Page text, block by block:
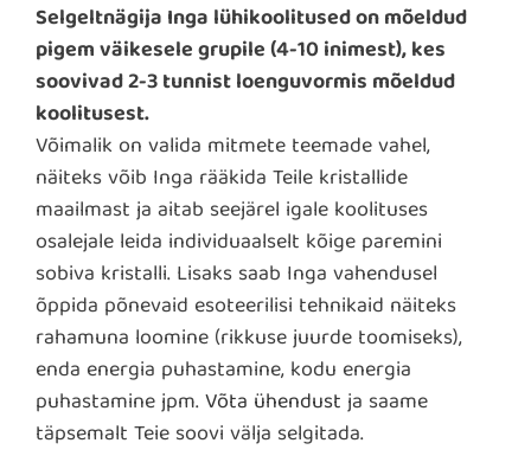
Selgeltnägija Inga lühikoolitused on mõeldud
pigem väikesele grupile (4-10 inimest), kes
soovivad 2-3 tunnist loenguvormis mõeldud
koolitusest.
Võimalik on valida mitmete teemade vahel,
näiteks võib Inga rääkida Teile kristallide
maailmast ja aitab seejärel igale koolituses
osalejale leida individuaalselt kõige paremini
sobiva kristalli. Lisaks saab Inga vahendusel
õppida põnevaid esoteerilisi tehnikaid näiteks
rahamuna loomine (rikkuse juurde toomiseks),
enda energia puhastamine, kodu energia
puhastamine jpm.Võta ühendustja saame
täpsemalt Teie soovi välja selgitada.